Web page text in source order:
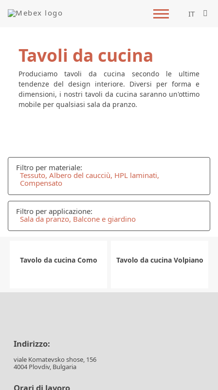
IT
Tavoli da cucina
Produciamo tavoli da cucina secondo le ultime
tendenze del design interiore. Diversi per forma e
dimensioni, i nostri tavoli da cucina saranno un'ottimo
mobile per qualsiasi sala da pranzo.
Filtro per materiale:
Tessuto, Albero del caucciù, HPL laminati,
Compensato
Filtro per applicazione:
Sala da pranzo, Balcone e giardino
Tavolo da cucina Como Tavolo da cucina Volpiano
Indirizzo:
viale Komatevsko shose, 156
4004 Plovdiv, Bulgaria
Orari di lavoro